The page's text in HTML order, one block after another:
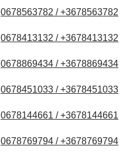
0678563782 / +3678563782
0678413132 / +3678413132
0678869434 / +3678869434
0678451033 / +3678451033
0678144661 / +3678144661
0678769794 / +3678769794